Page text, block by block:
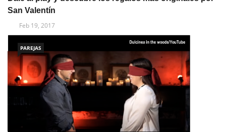
San Valentín
Feb 19, 2017
PAREJAS